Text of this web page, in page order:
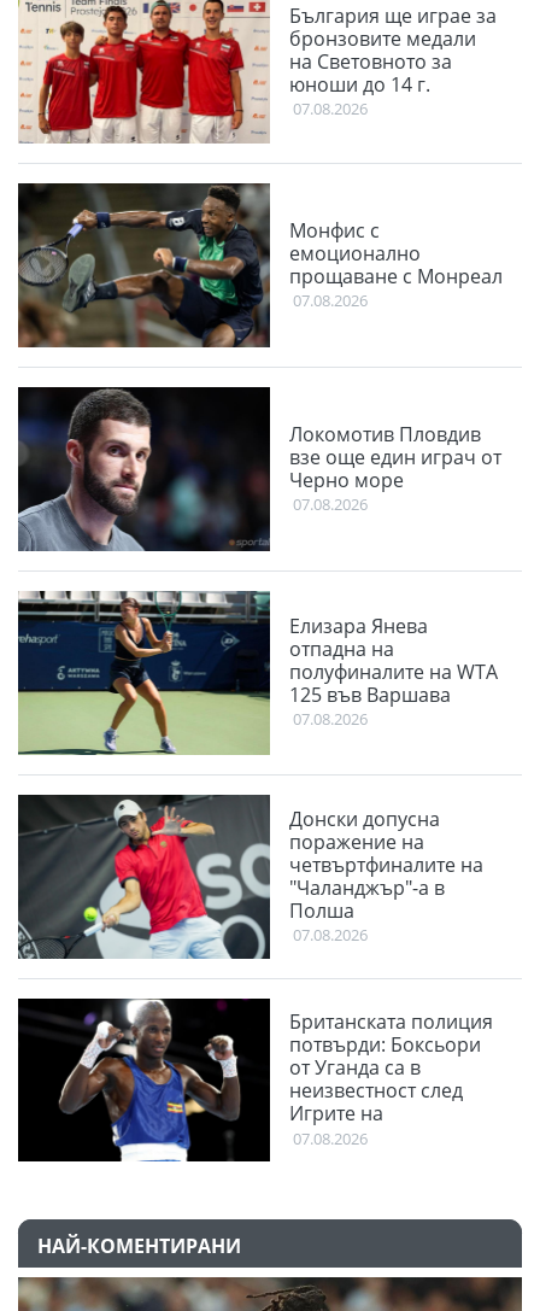
България ще играе за
бронзовите медали
на Световното за
юноши до 14 г.
07.08.2026
Монфис с
емоционално
прощаване с Монреал
07.08.2026
Локомотив Пловдив
взе още един играч от
Черно море
07.08.2026
Елизара Янева
отпадна на
полуфиналите на WTA
125 във Варшава
07.08.2026
Донски допусна
поражение на
четвъртфиналите на
"Чаланджър"-а в
Полша
07.08.2026
Британската полиция
потвърди: Боксьори
от Уганда са в
неизвестност след
Игрите на
Британската общност
07.08.2026
НАЙ-КОМЕНТИРАНИ